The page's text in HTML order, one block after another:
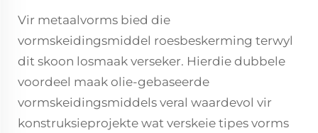
Vir metaalvorms bied die
vormskeidingsmiddel roesbeskerming terwyl
dit skoon losmaak verseker. Hierdie dubbele
voordeel maak olie-gebaseerde
vormskeidingsmiddels veral waardevol vir
konstruksieprojekte wat verskeie tipes vorms